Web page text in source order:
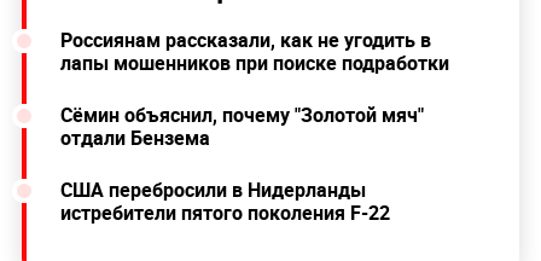
Россиянам рассказали, как не угодить в
лапы мошенников при поиске подработки
Сёмин объяснил, почему "Золотой мяч"
отдали Бензема
США перебросили в Нидерланды
истребители пятого поколения F-22